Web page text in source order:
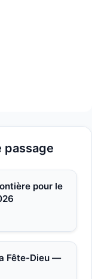
passage
pour le
Fête-Dieu —